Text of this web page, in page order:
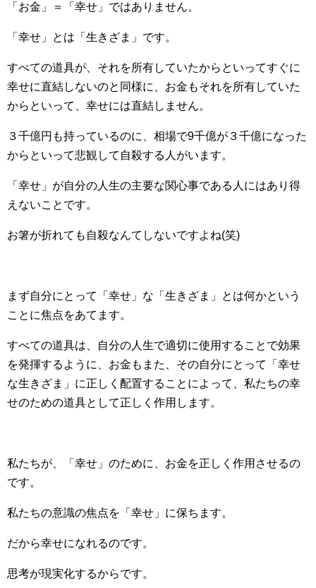
「お金」＝「幸せ」ではありません。
「幸せ」とは「生きざま」です。
すべての道具が、それを所有していたからといってすぐに
幸せに直結しないのと同様に、お金もそれを所有していた
からといって、幸せには直結しません。
３千億円も持っているのに、相場で9千億が３千億になった
からといって悲観して自殺する人がいます。
「幸せ」が自分の人生の主要な関心事である人にはあり得
えないことです。
お箸が折れても自殺なんてしないですよね(笑)
まず自分にとって「幸せ」な「生きざま」とは何かという
ことに焦点をあてます。
すべての道具は、自分の人生で適切に使用することで効果
を発揮するように、お金もまた、その自分にとって「幸せ
な生きざま」に正しく配置することによって、私たちの幸
せのための道具として正しく作用します。
私たちが、「幸せ」のために、お金を正しく作用させるの
です。
私たちの意識の焦点を「幸せ」に保ちます。
だから幸せになれるのです。
思考が現実化するからです。